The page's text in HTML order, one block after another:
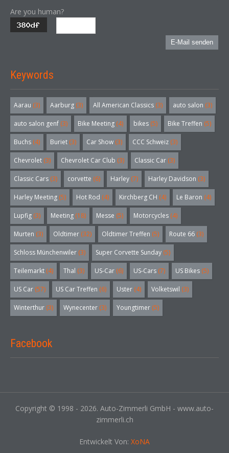
Are you human?
E-Mail senden
Keywords
Aarau (3) Aarburg (3) All American Classics (3) auto salon (3)
auto salon genf (3) Bike Meeting (4) bikes (5) Bike Treffen (5)
Buchs (4) Buriet (3) Car Show (3) CCC Schweiz (3)
Chevrolet (3) Chevrolet Car Club (3) Classic Car (3)
Classic Cars (3) corvette (6) Harley (7) Harley Davidson (3)
Harley Meeting (5) Hot Rod (4) Kirchberg CH (4) Le Baron (4)
Lupfig (3) Meeting (18) Messe (5) Motorcycles (4)
Murten (3) Oldtimer (32) Oldtimer Treffen (5) Route 66 (3)
Schloss Münchenwiler (3) Super Corvette Sunday (5)
Teilemarkt (4) Thal (3) US-Car (6) US-Cars (7) US Bikes (5)
US Car (57) US Car Treffen (6) Uster (4) Volketswil (3)
Winterthur (3) Wynecenter (3) Youngtimer (5)
Facebook
Copyright © 1998 - 2026. Auto-Zimmerli GmbH - www.auto-
zimmerli.ch
Entwickelt Von: XoNA